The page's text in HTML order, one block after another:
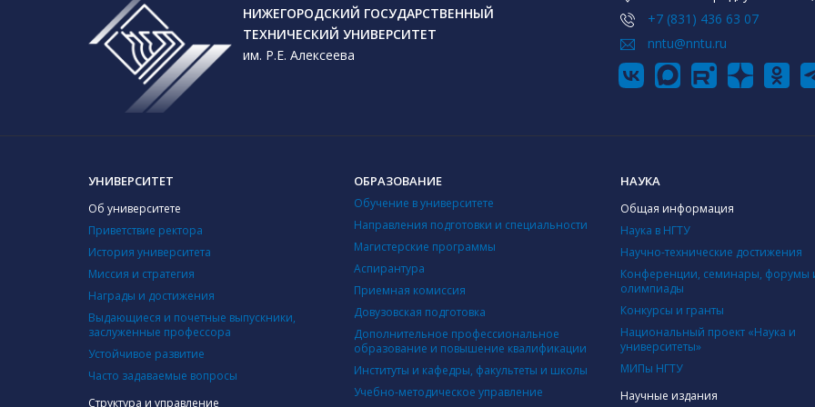
НИЖЕГОРОДСКИЙ ГОСУДАРСТВЕННЫЙ
ТЕХНИЧЕСКИЙ УНИВЕРСИТЕТ
им. Р.Е. Алексеева
+7 (831) 436 63 07
nntu@nntu.ru
УНИВЕРСИТЕТ
Об университете
Приветствие ректора
История университета
Миссия и стратегия
Награды и достижения
Выдающиеся и почетные выпускники,
заслуженные профессора
Устойчивое развитие
Часто задаваемые вопросы
Структура и управление
ОБРАЗОВАНИЕ
Обучение в университете
Направления подготовки и специальности
Магистерские программы
Аспирантура
Приемная комиссия
Довузовская подготовка
Дополнительное профессиональное
образование и повышение квалификации
Институты и кафедры, факультеты и школы
Учебно-методическое управление
НАУКА
Общая информация
Наука в НГТУ
Научно-технические достижения
Конференции, семинары, форумы
олимпиады
Конкурсы и гранты
Национальный проект «Наука и
университеты»
МИПы НГТУ
Научные издания